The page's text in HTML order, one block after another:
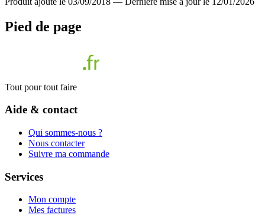
Pied de page
Tout pour tout faire
Aide & contact
Qui sommes-nous ?
Nous contacter
Suivre ma commande
Services
Mon compte
Mes factures